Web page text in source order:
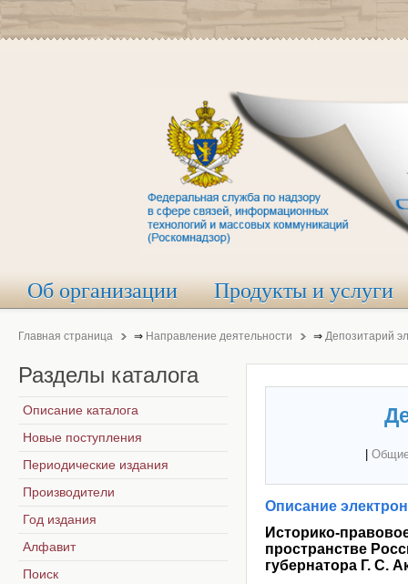
Об организации Продукты и услуги
Главная страница ⇒ Направление деятельности ⇒ Депозитарий
Описание
Историко-
пространстве
губернатора Г. С.
Разделы каталога
Описание каталога
Новые поступления
Периодические издания
Производители
Год издания
Алфавит
Поиск